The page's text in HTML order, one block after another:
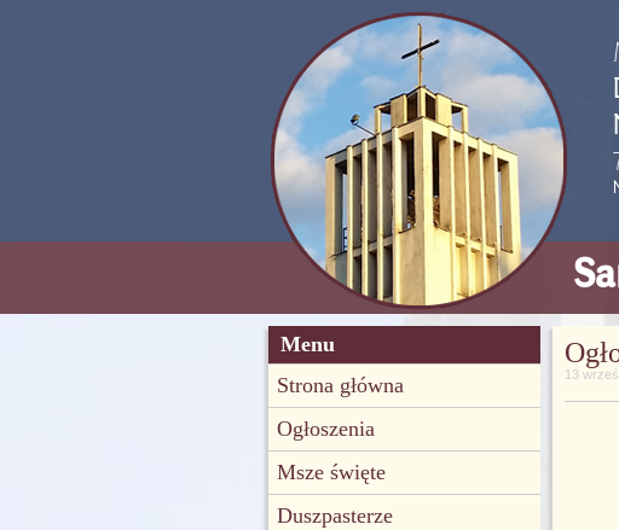
Menu
Strona główna
Ogłoszenia
Msze święte
Duszpasterze
13